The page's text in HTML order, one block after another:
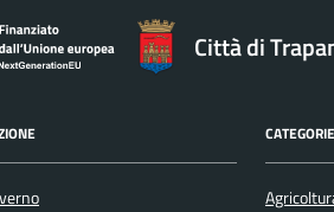
Città di